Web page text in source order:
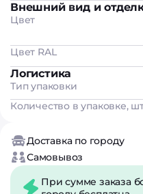
Внешний вид и
Цвет
Цвет RAL
Логистика
Тип упаковки
Количество в упаковке,
Доставка по городу
Самовывоз
При сумме заказа